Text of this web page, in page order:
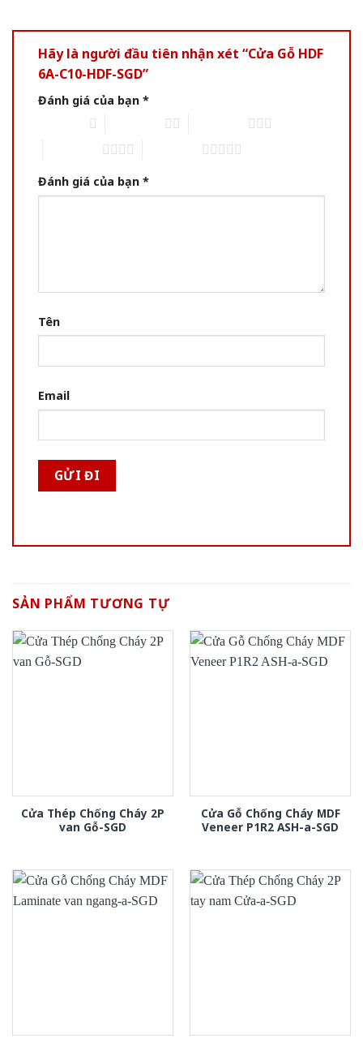
Hãy là người đầu tiên nhận xét “Cửa Gỗ HDF
6A-C10-HDF-SGD”
Đánh giá của bạn *
Đánh giá của bạn *
Tên
Email
SẢN PHẨM TƯƠNG TỰ
Cửa Thép Chống Cháy 2P
van Gỗ-SGD
Cửa Gỗ Chống Cháy MDF
Veneer P1R2 ASH-a-SGD